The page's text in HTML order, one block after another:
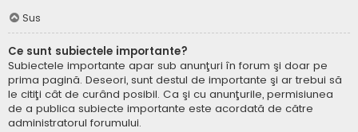
Sus
Ce sunt subiectele importante?
Subiectele importante apar sub anunţuri în forum şi doar pe
prima pagină. Deseori, sunt destul de importante şi ar trebui să
le citiţi cât de curând posibil. Ca şi cu anunţurile, permisiunea
de a publica subiecte importante este acordată de către
administratorul forumului.